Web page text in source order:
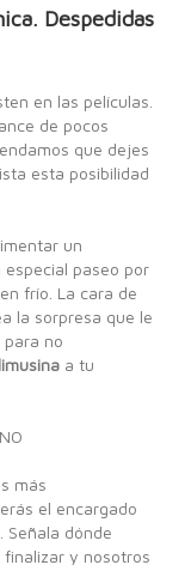
Despedidas
en las películas.
de pocos
que dejes
esta posibilidad
un
paseo por
frío. La cara de
la sorpresa que le
no
limusina a tu
más
el encargado
Señala dónde
y nosotros